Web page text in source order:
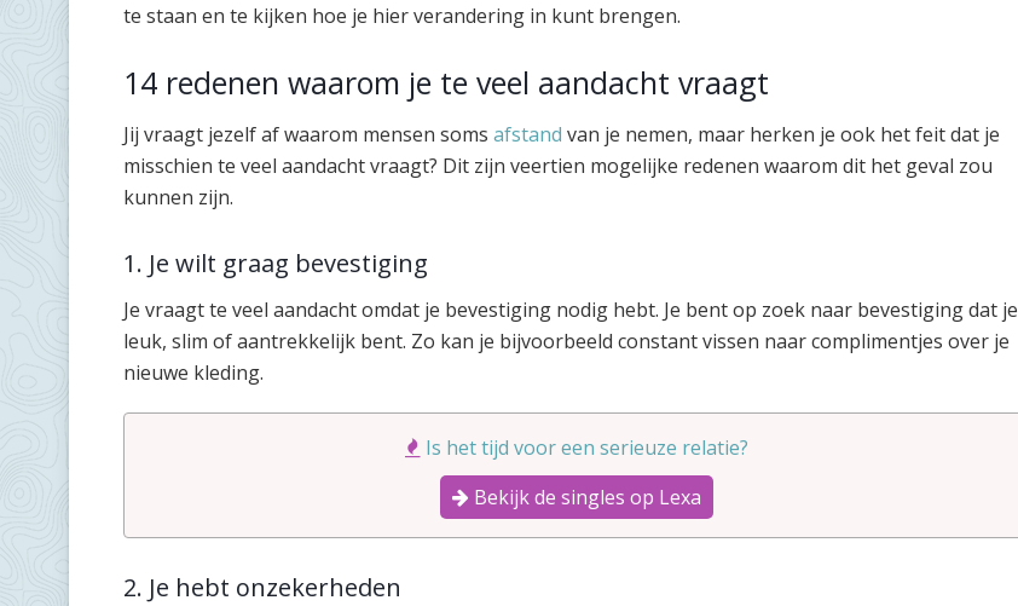
te staan en te kijken hoe je hier verandering in kunt brengen.
14 redenen waarom je te veel aandacht vraagt
Jij vraagt jezelf af waarom mensen soms afstand van je nemen, maar herken je ook het feit dat je
misschien te veel aandacht vraagt? Dit zijn veertien mogelijke redenen waarom dit het geval zou
kunnen zijn.
1. Je wilt graag bevestiging
Je vraagt te veel aandacht omdat je bevestiging nodig hebt. Je bent op zoek naar bevestiging dat je
leuk, slim of aantrekkelijk bent. Zo kan je bijvoorbeeld constant vissen naar complimentjes over je
nieuwe kleding.
Is het tijd voor een serieuze relatie?
Bekijk de singles op Lexa
2. Je hebt onzekerheden